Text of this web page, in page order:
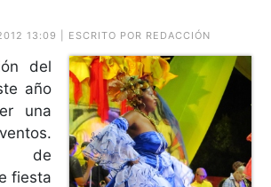
13:09 | ESCRITO POR REDACCIÓN
del
año
una
de
fiesta